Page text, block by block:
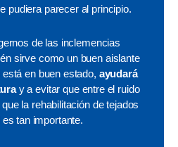
pudiera parecer al principio.
de las inclemencias
sirve como un buen aislante
en buen estado, ayudará
y a evitar que entre el ruido
la rehabilitación de tejados
tan importante.